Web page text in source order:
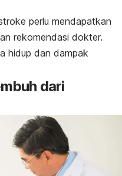
perlu mendapatkan
rekomendasi dokter.
hidup dan dampak
dari